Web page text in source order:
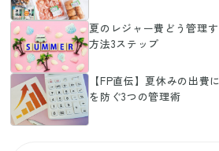
夏のレジャー費どう管理
方法3ステップ
【FP直伝】夏休みの出費
を防ぐ3つの管理術